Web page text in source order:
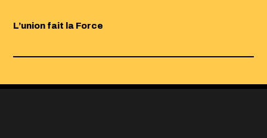
L’union fait la Force